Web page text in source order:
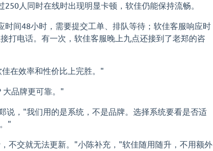
250人同时在线时出现明显卡顿，软佳仍能保持流畅。
时间48小时，需要提交工单、排队等待；软佳客服响应时
打电话。有一次，软佳客服晚上九点还接到了老郑的咨
在效率和性价比上完胜。"
大品牌更可靠。"
说，"我们用的是系统，不是品牌。选择系统要看是否适
"
不交就无法更新。"小陈补充，"软佳随用随升，不用额外